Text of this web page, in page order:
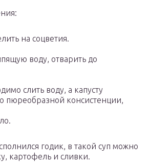
на соцветия.
воду, отварить до
слить воду, а капусту
пюреобразной консистенции,
годик, в такой суп можно
картофель и сливки.